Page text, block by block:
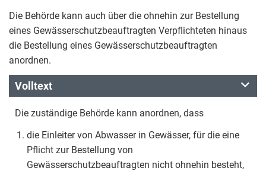
Die Behörde kann auch über die ohnehin zur Bestellung
eines Gewässerschutzbeauftragten Verpflichteten hinaus
die Bestellung eines Gewässerschutzbeauftragten
anordnen.
Volltext
Die zuständige Behörde kann anordnen, dass
die Einleiter von Abwasser in Gewässer, für die eine
Pflicht zur Bestellung von
Gewässerschutzbeauftragten nicht ohnehin besteht,